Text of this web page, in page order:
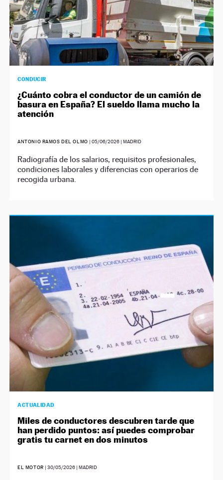
CONDUCIR
¿Cuánto cobra el conductor de un camión de
basura en España? El sueldo llama mucho la
atención
ANTONIO RAMOS DEL OLMO | 05/06/2026| MADRID
Radiografía de los salarios, requisitos profesionales,
condiciones laborales y diferencias con operarios de
recogida urbana.
ACTUALIDAD
Miles de conductores descubren tarde que
han perdido puntos: así puedes comprobar
gratis tu carnet en dos minutos
EL MOTOR | 30/05/2026| MADRID